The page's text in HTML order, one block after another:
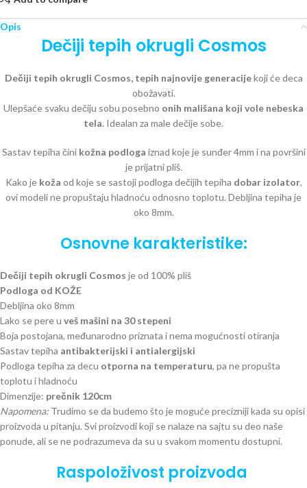
Opis
Dečiji tepih okrugli Cosmos
Dečiji tepih okrugli Cosmos, tepih najnovije generacijekoji će deca
obožavati.
Ulepšaće svaku dečiju sobu posebno onih mališana koji vole nebeska
tela. Idealan za male dečije sobe.
Sastav tepiha čini kožna podloga iznad koje je sunđer 4mm i na površini
je prijatni pliš.
Kako je koža od koje se sastoji podloga dečijih tepiha dobar izolator,
ovi modeli ne propuštaju hladnoću odnosno toplotu. Debljina tepiha je
oko 8mm.
Osnovne karakteristike:
Dečiji tepih okrugli Cosmos je od 100% pliš
Podloga od KOŽE
Debljina oko 8mm
Lako se pere u veš mašini na 30 stepeni
Boja postojana, međunarodno priznata i nema mogućnosti otiranja
Sastav tepiha antibakterijski i antialergijski
Podloga tepiha za decu otporna na temperaturu, pa ne propušta
toplotu i hladnoću
Dimenzije: prečnik 120cm
Napomena: Trudimo se da budemo što je moguće precizniji kada su opisi
proizvoda u pitanju. Svi proizvodi koji se nalaze na sajtu su deo naše
ponude, ali se ne podrazumeva da su u svakom momentu dostupni.
Raspoloživost proizvoda